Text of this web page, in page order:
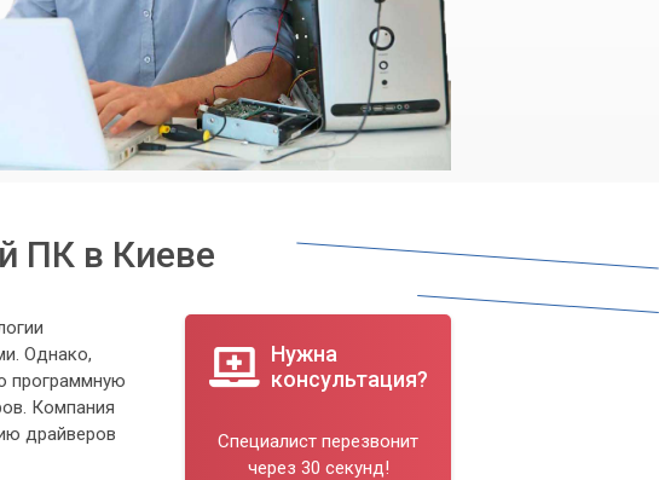
ПК в Киеве
Однако,
программную
Компания
драйверов
Нужна
консультация?
Специалист перезвонит
через 30 секунд!